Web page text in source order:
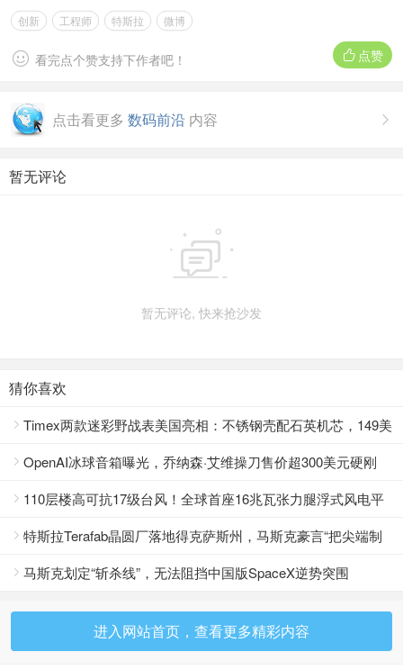
创新 工程师 特斯拉 微博
 点赞
 看完点个赞支持下作者吧！

点击看更多 数码前沿 内容
暂无评论

暂无评论, 快来抢沙发
猜你喜欢
 Timex两款迷彩野战表美国亮相：不锈钢壳配石英机芯，149美
元就能拿下
 OpenAI冰球音箱曝光，乔纳森·艾维操刀售价超300美元硬刚
HomePod
 110层楼高可抗17级台风！全球首座16兆瓦张力腿浮式风电平
台正式供电
 特斯拉Terafab晶圆厂落地得克萨斯州，马斯克豪言“把尖端制
造带回美国”
 马斯克划定“斩杀线”，无法阻挡中国版SpaceX逆势突围
进入网站首页，查看更多精彩内容